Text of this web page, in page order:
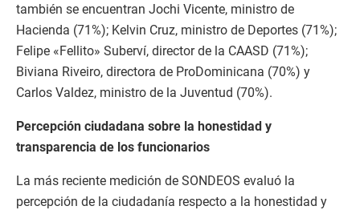
también se encuentran Jochi Vicente, ministro de
Hacienda (71%); Kelvin Cruz, ministro de Deportes (71%);
Felipe «Fellito» Suberví, director de la CAASD (71%);
Biviana Riveiro, directora de ProDominicana (70%) y
Carlos Valdez, ministro de la Juventud (70%).
Percepción ciudadana sobre la honestidad y
transparencia de los funcionarios
La más reciente medición de SONDEOS evaluó la
percepción de la ciudadanía respecto a la honestidad y